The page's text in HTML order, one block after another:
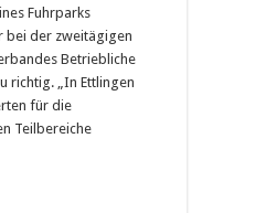
Fuhrparks
bei der zweitägigen
Betriebliche
richtig. „In Ettlingen
für die
Teilbereiche